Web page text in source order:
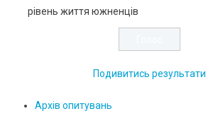
рівень життя южненців
Подивитись результати
Архів опитувань